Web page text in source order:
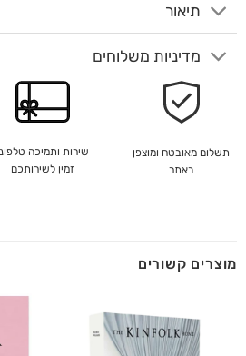
תיאור
מדיניות משלוחים
תשלום מאובטח ומוצפן
באתר
שירות ותמיכה טלפוני
זמין לשירותכם
מוצרים קשורים